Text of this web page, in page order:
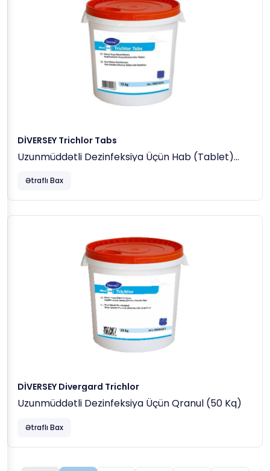
DİVERSEY Trichlor Tabs
Uzunmüddətli Dezinfeksiya Üçün Hab (tablet)
Ətraflı Bax
DİVERSEY Divergard Trichlor
Uzunmüddətli Dezinfeksiya Üçün Qranul (50 Kq)
Ətraflı Bax